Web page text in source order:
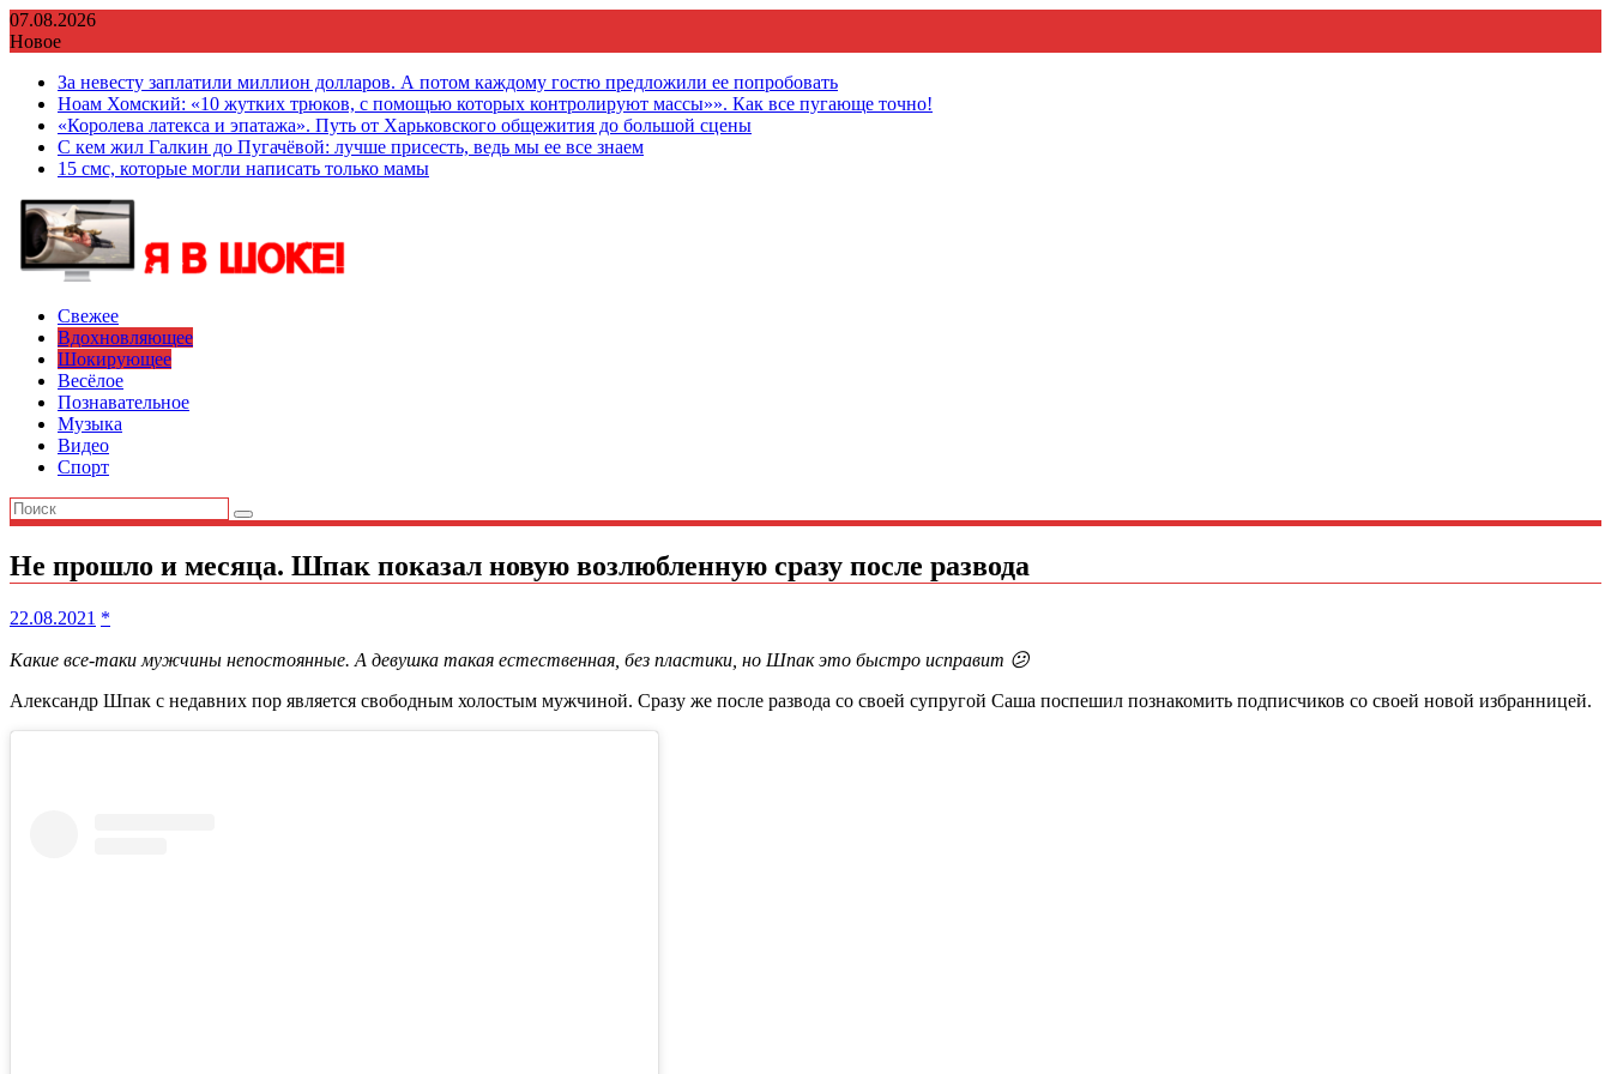
Перейти
к
07.08.2026
Новое
За невесту заплатили миллион долларов. А потом каждому гостю предложили ее попробовать
Ноам Хомский: «10 жутких трюков, с помощью которых контролируют массы»». Как все пугающе точно!
«Королева латекса и эпатажа». Путь от Харьковского общежития до большой сцены
С кем жил Галкин до Пугачёвой: лучше присесть, ведь мы ее все знаем
15 смс, которые могли написать только мамы
Свежее
Вдохновляющее
Шокирующее
Весёлое
Познавательное
Музыка
Видео
Спорт
Не прошло и месяца. Шпак показал новую возлюбленную сразу после развода
22.08.2021 *
Какие все-таки мужчины непостоянные. А девушка такая естественная, без пластики, но Шпак это быстро исправит 😕
Александр Шпак с недавних пор является свободным холостым мужчиной. Сразу же после развода со своей супругой Саша поспешил познакомить подписчиков со своей новой избранницей.